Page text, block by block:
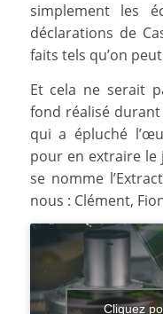
simplement les
déclarations de
faits tels qu’on
Et cela ne serait
fond réalisé
qui a épluché
pour en extraire le
se nomme
nous : Clément,
Cliquez